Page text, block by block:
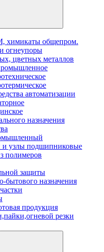
химикаты общепром.
огнеупоры
цветных металлов
автоматизации
назначения
узлы подшипниковые
полимеров
защиты
бытового назначения
продукция
резки